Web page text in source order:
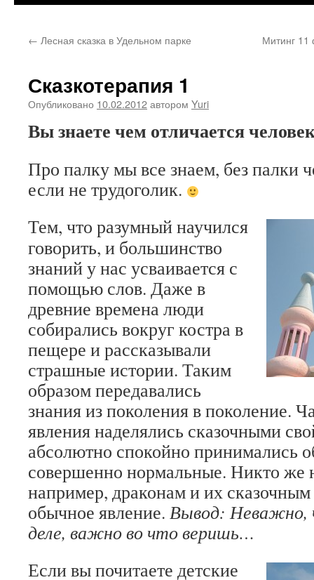
← Лесная сказка в Удельном парке Митинг 11
Сказкотерапия 1
Опубликовано 10.02.2012автором Yuri
Вы знаете чем отличается
Про палку мы все знаем, без палки
если не трудоголик.
Тем, что разумный научился
говорить, и большинство
знаний у нас усваивается с
помощью слов. Даже в
древние времена люди
собирались вокруг костра в
пещере и рассказывали
страшные истории. Таким
образом передавались
знания из поколения в поколение.
явления наделялись сказочными
абсолютно спокойно принимались
совершенно нормальные. Никто же
например, драконам и их
обычное явление. Вывод: Неважно,
деле, важно во что веришь…
Если вы почитаете детские